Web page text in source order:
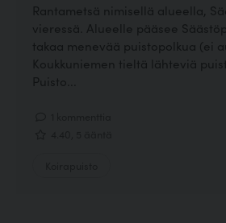
Rantametsä nimisellä alueella,
vieressä. Alueelle pääsee
takaa menevää puistopolkua (ei
Koukkuniemen tieltä lähteviä
Puisto...